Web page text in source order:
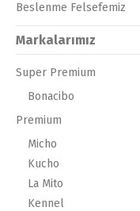
Beslenme Felsefemiz
Markalarımız
Super Premium
Bonacibo
Premium
Micho
Kucho
La Mito
Kennel